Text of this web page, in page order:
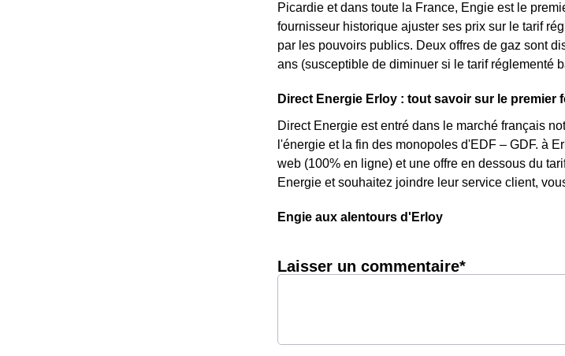
Picardie et dans toute la France, Engie est le
fournisseur historique ajuster ses prix sur le tarif
par les pouvoirs publics. Deux offres de gaz sont
ans (susceptible de diminuer si le tarif réglementé
Direct Energie Erloy : tout savoir sur le premier
Direct Energie est entré dans le marché français
l'énergie et la fin des monopoles d'EDF – GDF. à
web (100% en ligne) et une offre en dessous du
Energie et souhaitez joindre leur service client,
Engie aux alentours d'Erloy
Laisser un commentaire*